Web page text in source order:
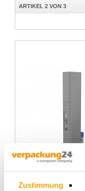
Zustimmung
ARTIKEL 2 VON 3